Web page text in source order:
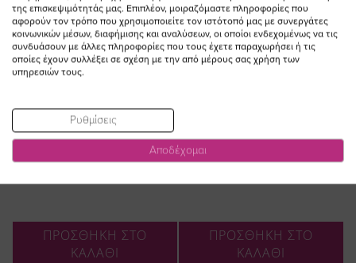
ΠΡΟΣΘΗΚΗ ΣΤΟ
ΚΑΛΑΘΙ
ΠΡΟΣΘΗΚΗ ΣΤΟ
ΚΑΛΑΘΙ
της επισκεψιμότητάς μας. Επιπλέον, μοιραζόμαστε πληροφορίες που
αφορούν τον τρόπο που χρησιμοποιείτε τον ιστότοπό μας με συνεργάτες
κοινωνικών μέσων, διαφήμισης και αναλύσεων, οι οποίοι ενδεχομένως να τις
συνδυάσουν με άλλες πληροφορίες που τους έχετε παραχωρήσει ή τις
οποίες έχουν συλλέξει σε σχέση με την από μέρους σας χρήση των
υπηρεσιών τους.
Ρυθμίσεις
Αποδέχομαι